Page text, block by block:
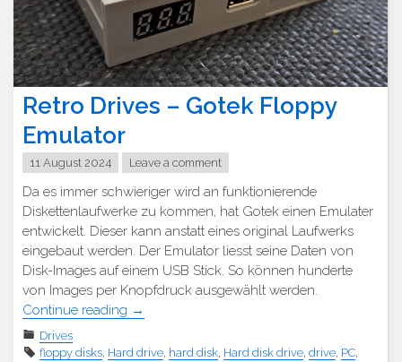
Retro Drives – Gotek Floppy
Emulator
11 August 2024 Leave a comment
Da es immer schwieriger wird an funktionierende
Diskettenlaufwerke zu kommen, hat Gotek einen Emulater
entwickelt. Dieser kann anstatt eines original Laufwerks
eingebaut werden. Der Emulator liesst seine Daten von
Disk-Images auf einem USB Stick. So können hunderte
von Images per Knopfdruck ausgewählt werden.
Continue reading "Retro
–
→
Drives
floppy disks, Hard drive, hard disk, Hard disk drive, drive, PC,